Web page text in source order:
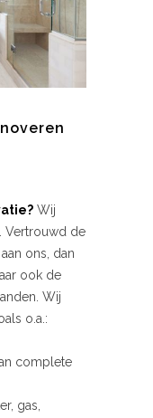
Wij
Vertrouwd de
ons, dan
ook de
Wij
o.a.:
complete
gas,